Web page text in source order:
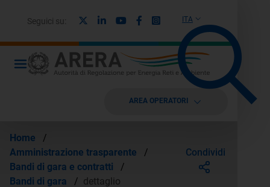
ITA
Seguici su: LinkedinYoutubeFacebook
Instagram
AREA OPERATORI
Home
/
Amministrazione trasparente
/
Bandi di gara e contratti
/
Bandi di gara
/ dettaglio
Condividi